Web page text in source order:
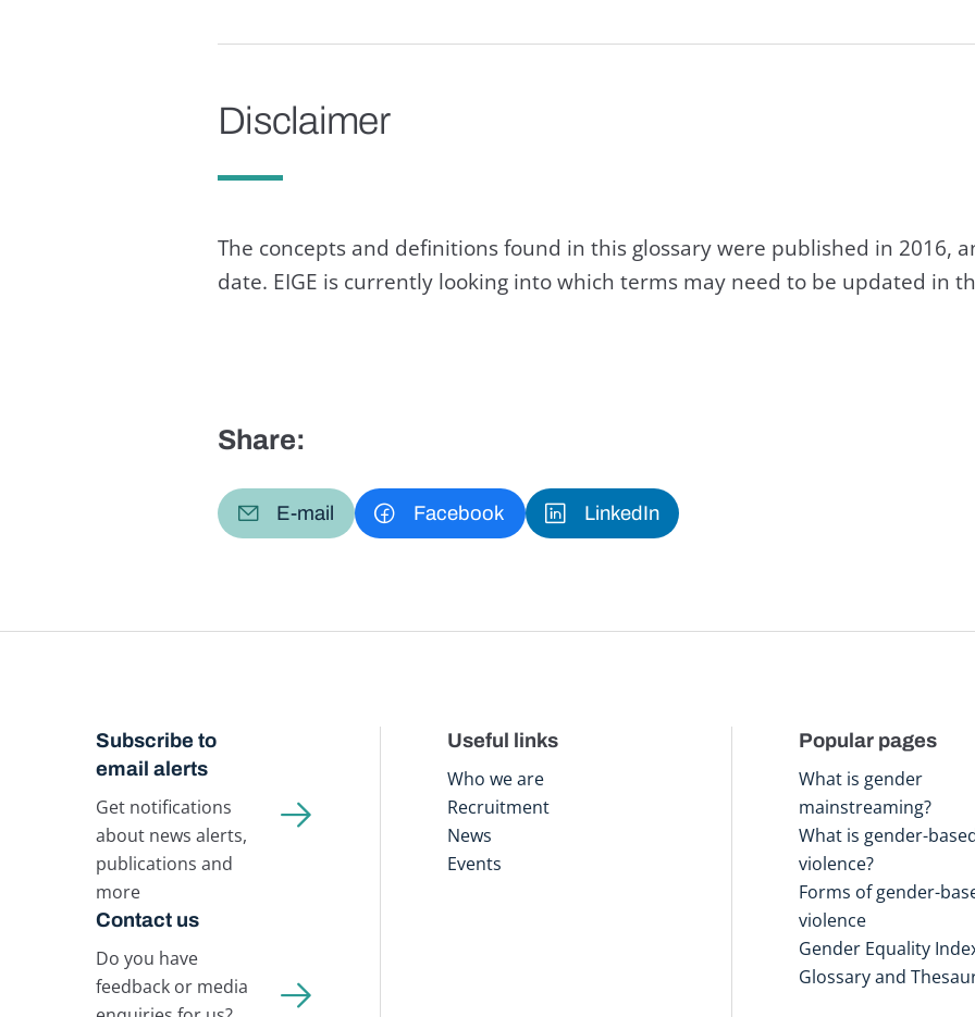
Disclaimer
The concepts and definitions found in this glossary were published in 2016,
date. EIGE is currently looking into which terms may need to be updated in
Share:
E-mail Facebook LinkedIn
Subscribe to
email alerts
Get notifications
about news alerts,
publications and
more
Contact us
Do you have
feedback or media
Useful links
Who we are
Recruitment
News
Events
Popular pages
What is gender
mainstreaming?
What is gender-
violence?
Forms of gender-
violence
Gender Equality
Glossary and